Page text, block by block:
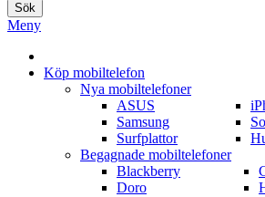
Sök
Meny
Köp mobiltelefon
Nya mobiltelefoner
ASUS
Samsung
Surfplattor
Begagnade mobiltelefoner
Blackberry
Doro